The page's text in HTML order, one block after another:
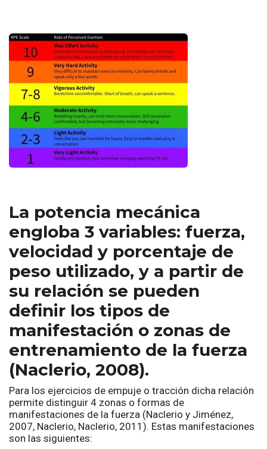
La potencia mecánica
engloba 3 variables: fuerza,
velocidad y porcentaje de
peso utilizado, y a partir de
su relación se pueden
definir los tipos de
manifestación o zonas de
entrenamiento de la fuerza
(Naclerio, 2008).
Para los ejercicios de empuje o tracción dicha relación
permite distinguir 4 zonas o formas de
manifestaciones de la fuerza (Naclerio y Jiménez,
2007, Naclerio, Naclerio, 2011). Estas manifestaciones
son las siguientes: